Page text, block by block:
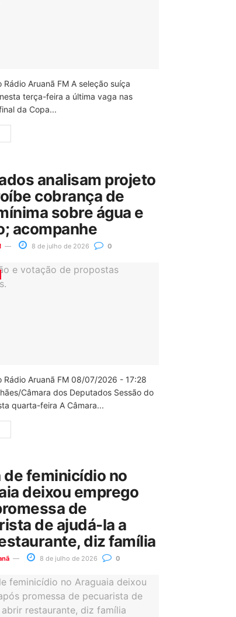
Rádio Aruanã FM A seleção suíça
terça-feira a última vaga nas
da Copa...
analisam projeto
cobrança de
sobre água e
acompanhe
8 de julho de 2026 0
Rádio Aruanã FM 08/07/2026 - 17:28
Câmara dos Deputados Sessão do
quarta-feira A Câmara...
de feminicídio no
deixou emprego
de
de ajudá-la a
diz família
8 de julho de 2026 0